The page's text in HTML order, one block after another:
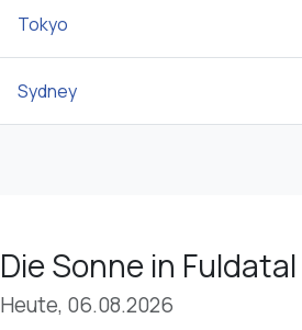
Tokyo
Sydney
Die Sonne in Fuldatal
Heute, 06.08.2026